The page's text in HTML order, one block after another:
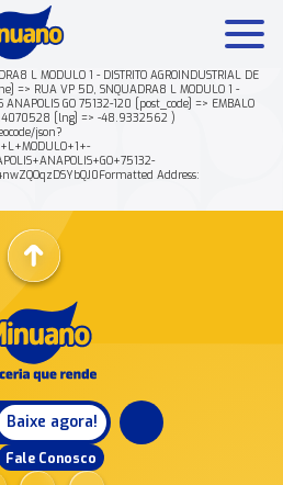
L MODULO 1 - DISTRITO AGROINDUSTRIAL DE
=> RUA VP 5D, SNQUADRA8 L MODULO 1 -
ANAPOLIS GO 75132-120 [post_code] => EMBALO
[lng] => -48.9332562 )
json?
Address:
Baixe agora!
Fale Conosco
Minuano Rende +